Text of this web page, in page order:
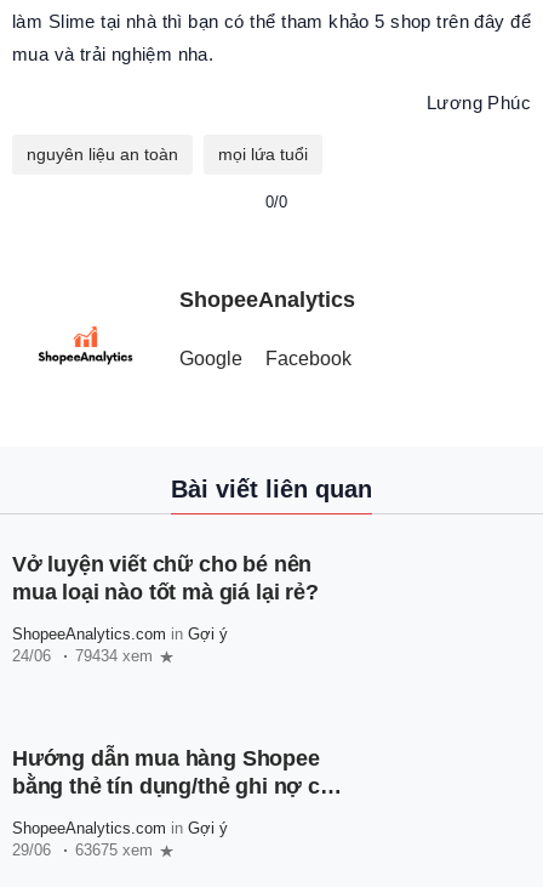
làm Slime tại nhà thì bạn có thể tham khảo 5 shop trên đây để
mua và trải nghiệm nha.
Lương Phúc
nguyên liệu an toàn mọi lứa tuổi
0/0
ShopeeAnalytics
Google Facebook
Bài viết liên quan
Vở luyện viết chữ cho bé nên
mua loại nào tốt mà giá lại rẻ?
ShopeeAnalytics.com in Gợi ý
24/06
79434 xem
Hướng dẫn mua hàng Shopee
bằng thẻ tín dụng/thẻ ghi nợ cho
ShopeeAnalytics.com in Gợi ý
29/06
63675 xem